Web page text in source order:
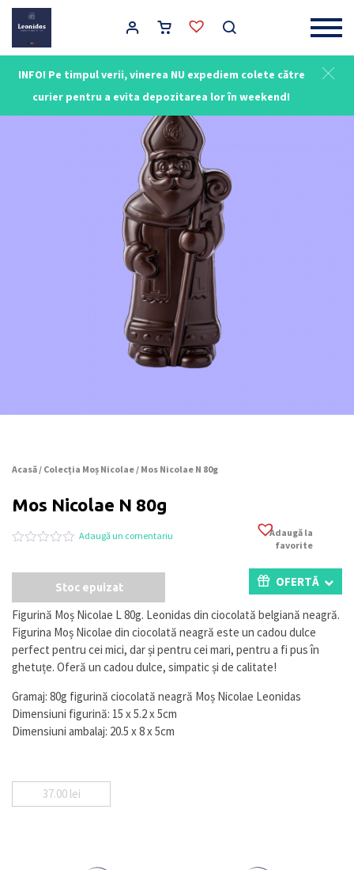
INFO! Pe timpul verii, vinerea NU expediem colete către
curier pentru a evita depozitarea lor în weekend!
Main Navigation
Acasă / Colecția Moș Nicolae / Mos Nicolae N 80g
Mos Nicolae N 80g
5
pe
baza
a
evaluări
de
la
Adaugă un comentariu
Adaugă la
favorite
Stoc epuizat OFERTĂ
Figurină Moș Nicolae L 80g. Leonidas din ciocolată belgiană neagră.
Figurina Moș Nicolae din ciocolată neagră este un cadou dulce
perfect pentru cei mici, dar și pentru cei mari, pentru a fi pus în
ghetuțe. Oferă un cadou dulce, simpatic și de calitate!
Gramaj: 80g figurină ciocolată neagră Moș Nicolae Leonidas
Dimensiuni figurină: 15 x 5.2 x 5cm
Dimensiuni ambalaj: 20.5 x 8 x 5cm
37.00 lei